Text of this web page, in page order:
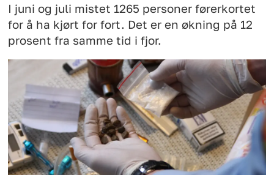
I juni og juli mistet 1265 personer førerkortet
for å ha kjørt for fort. Det er en økning på 12
prosent fra samme tid i fjor.